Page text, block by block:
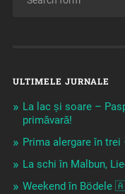
ULTIMELE JURNALE
La lac și soare –
primăvară!
Prima alergare în
La schi în Malbun,
Weekend în Bödele